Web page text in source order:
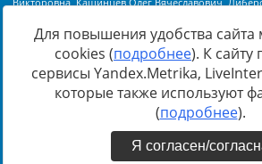
Источник:https://minjust.gov.ru/
inostrannyih-agentov-22-03-2024.pdf
Для повышения удобства
cookies (подробнее). К
сервисы Yandex.Metrika,
которые также используют
(подробнее).
Я согласен/